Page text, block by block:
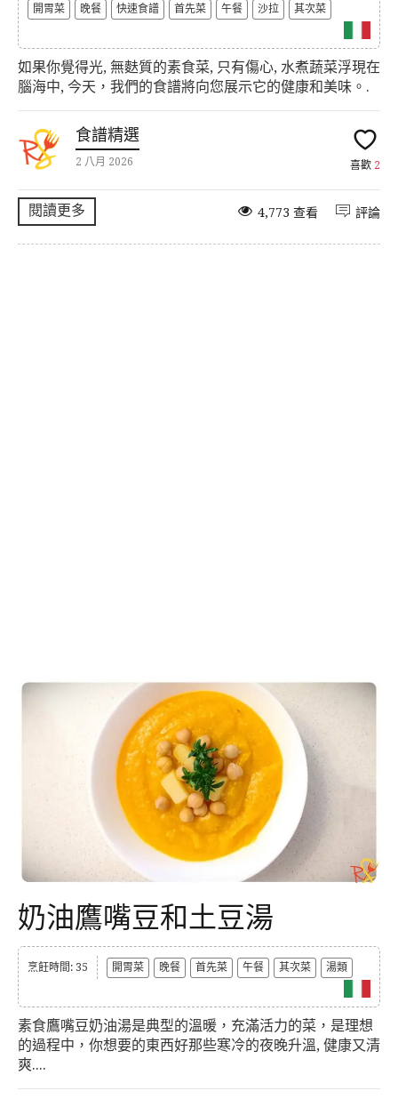
開胃菜 晚餐 快速食譜 首先菜 午餐 沙拉 其次菜
如果你覺得光, 無麩質的素食菜, 只有傷心, 水煮蔬菜浮現在
腦海中, 今天，我們的食譜將向您展示它的健康和美味。.
食譜精選
2 八月 2026 喜歡 2
閱讀更多 評論
4,773 查看
奶油鷹嘴豆和土豆湯
烹飪時間: 35 開胃菜 晚餐 首先菜 午餐 其次菜 湯類
素食鷹嘴豆奶油湯是典型的溫暖，充滿活力的菜，是理想
的過程中，你想要的東西好那些寒冷的夜晚升溫, 健康又清
爽....